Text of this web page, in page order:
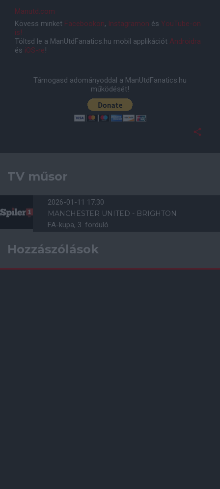
Manutd.com
Kövess minket Facebookon, Instagramon és YouTube-on
is!
Töltsd le a ManUtdFanatics.hu mobil applikációt Androidra
és iOS-re!
Támogasd adományoddal a ManUtdFanatics.hu
működését!
TV műsor
2026-01-11 17:30
MANCHESTER UNITED - BRIGHTON
FA-kupa, 3. forduló
Hozzászólások